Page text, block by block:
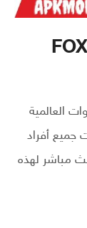
أفضل القنوات المتوفرة على FOX
العالمية
جميع أفراد
مباشر لهذه